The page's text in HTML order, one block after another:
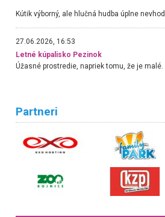
27.06.2026, 16:53
Letné kúpalisko Pezinok
Partneri